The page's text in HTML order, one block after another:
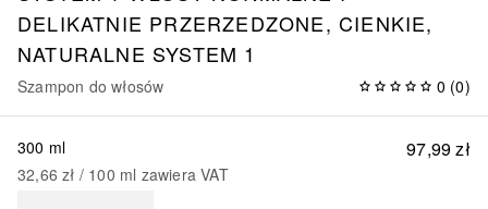
DELIKATNIE PRZERZEDZONE, CIENKIE,
NATURALNE SYSTEM 1
Szampon do włosów 0 (0)
97,99 zł
300 ml
32,66 zł / 100 ml zawiera VAT